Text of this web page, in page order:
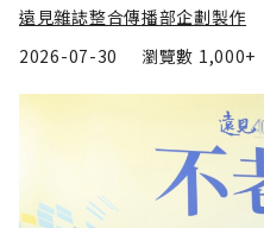
遠見雜誌整合傳播部企劃製作
2026-07-30
瀏覽數 1,000+